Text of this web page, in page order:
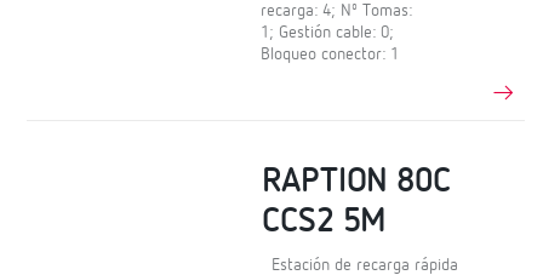
recarga: 4; Nº Tomas:
1; Gestión cable: 0;
Bloqueo conector: 1
RAPTION 80C
CCS2 5M
Estación de recarga rápida